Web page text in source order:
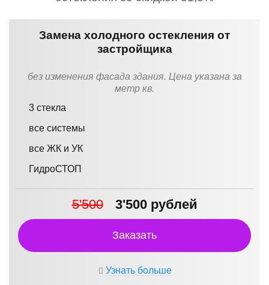
Замена холодного остекления от
застройщика
без изменения фасада здания. Цена указана за
метр кв.
3 стекла
все системы
все ЖК и УК
ГидроСТОП
5'500 3'500 рублей
Заказать
Узнать больше